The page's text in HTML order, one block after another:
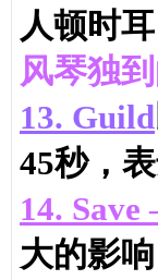
人顿时耳
风琴独
13. Guild
45秒，
14. Save
大的影响